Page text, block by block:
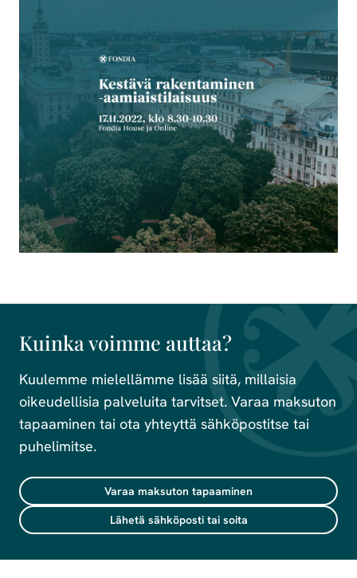
Kuinka voimme auttaa?
Kuulemme mielellämme lisää siitä, millaisia
oikeudellisia palveluita tarvitset. Varaa maksuton
tapaaminen tai ota yhteyttä sähköpostitse tai
puhelimitse.
Varaa maksuton tapaaminen
Lähetä sähköposti tai soita